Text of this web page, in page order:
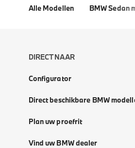
Alle Modellen BMW Sedan
DIRECT NAAR
Configurator
Direct beschikbare BMW
Plan uw proefrit
Vind uw BMW dealer